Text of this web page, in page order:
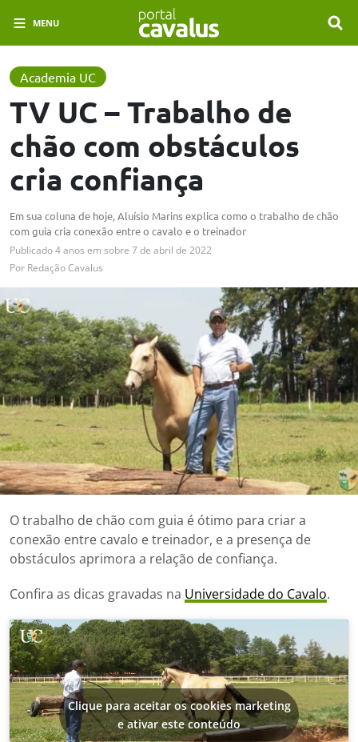
MENU
Academia UC
TV UC – Trabalho de
chão com obstáculos
cria confiança
Em sua coluna de hoje, Aluísio Marins explica como o trabalho de chão
com guia cria conexão entre o cavalo e o treinador
Publicado4 anos em sobre 7 de abril de 2022
Por Redação Cavalus
O trabalho de chão com guia é ótimo para criar a
conexão entre cavalo e treinador, e a presença de
obstáculos aprimora a relação de confiança.
Confira as dicas gravadas na Universidade do Cavalo.
Clique para aceitar os cookies marketing
e ativar este conteúdo